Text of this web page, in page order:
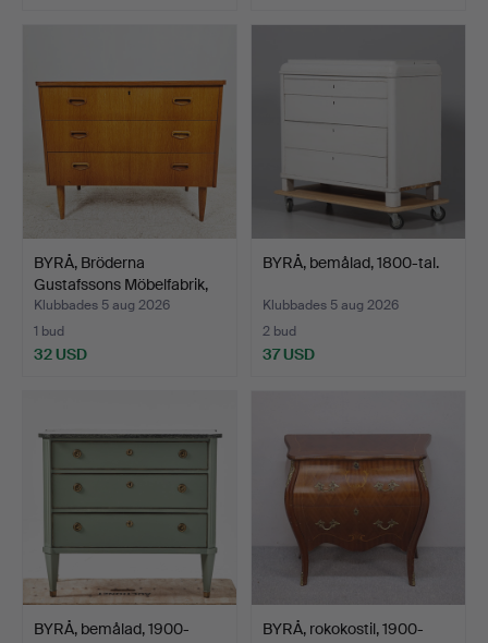
BYRÅ, Bröderna
Gustafssons Möbelfabrik,
Ma…
Klubbades 5 aug 2026
1 bud
32 USD
BYRÅ, bemålad, 1800-tal.
Klubbades 5 aug 2026
2 bud
37 USD
BYRÅ, bemålad, 1900-
BYRÅ, rokokostil, 1900-